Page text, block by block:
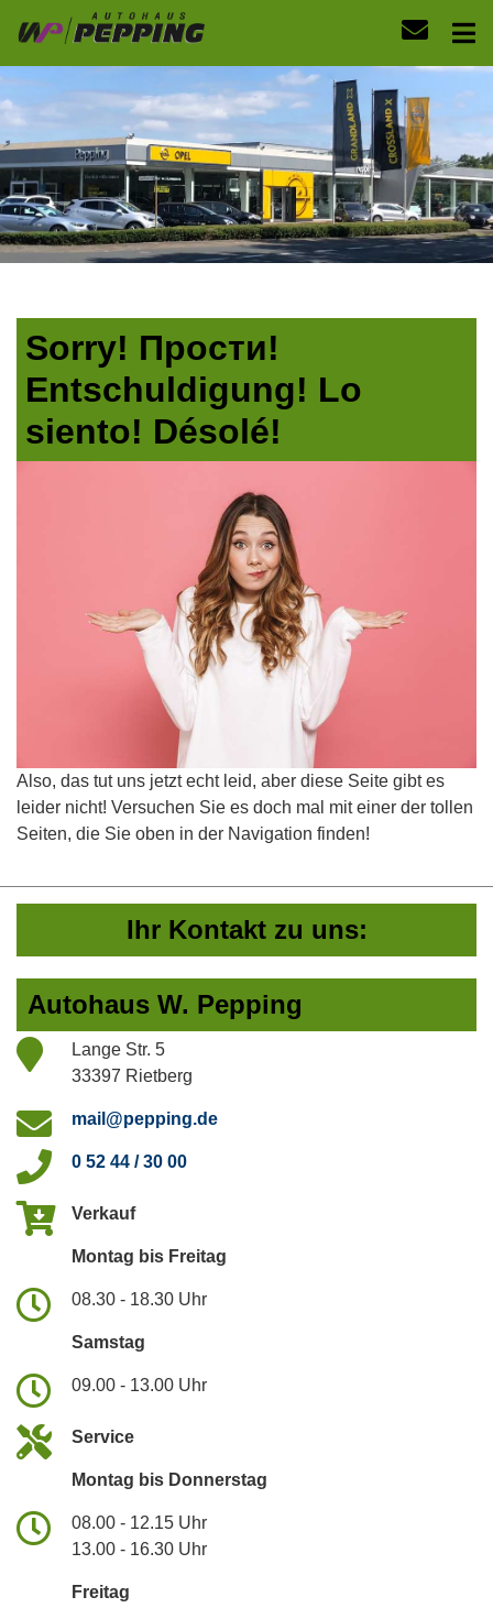
Sorry! Прости!
Entschuldigung! Lo
siento! Désolé!
Also, das tut uns jetzt echt leid, aber diese Seite gibt es
leider nicht! Versuchen Sie es doch mal mit einer der tollen
Seiten, die Sie oben in der Navigation finden!
Ihr Kontakt zu uns:
Autohaus W. Pepping
Lange Str. 5
33397 Rietberg
mail@pepping.de
0 52 44 / 30 00
Verkauf
Montag bis Freitag
08.30 - 18.30 Uhr
Samstag
09.00 - 13.00 Uhr
Service
Montag bis Donnerstag
08.00 - 12.15 Uhr
13.00 - 16.30 Uhr
Freitag